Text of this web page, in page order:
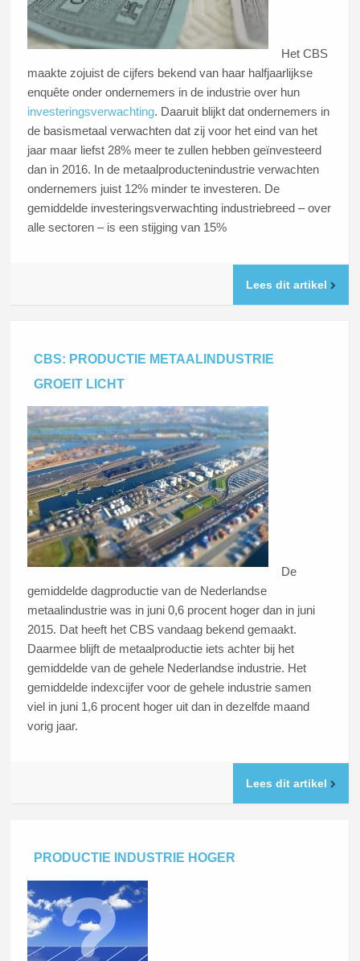
Het CBS
maakte zojuist de cijfers bekend van haar halfjaarlijkse
enquête onder ondernemers in de industrie over hun
investeringsverwachting. Daaruit blijkt dat ondernemers in
de basismetaal verwachten dat zij voor het eind van het
jaar maar liefst 28% meer te zullen hebben geïnvesteerd
dan in 2016. In de metaalproductenindustrie verwachten
ondernemers juist 12% minder te investeren. De
gemiddelde investeringsverwachting industriebreed – over
alle sectoren – is een stijging van 15%
Lees dit artikel
CBS: PRODUCTIE METAALINDUSTRIE
GROEIT LICHT
De
gemiddelde dagproductie van de Nederlandse
metaalindustrie was in juni 0,6 procent hoger dan in juni
2015. Dat heeft het CBS vandaag bekend gemaakt.
Daarmee blijft de metaalproductie iets achter bij het
gemiddelde van de gehele Nederlandse industrie. Het
gemiddelde indexcijfer voor de gehele industrie samen
viel in juni 1,6 procent hoger uit dan in dezelfde maand
vorig jaar.
Lees dit artikel
PRODUCTIE INDUSTRIE HOGER